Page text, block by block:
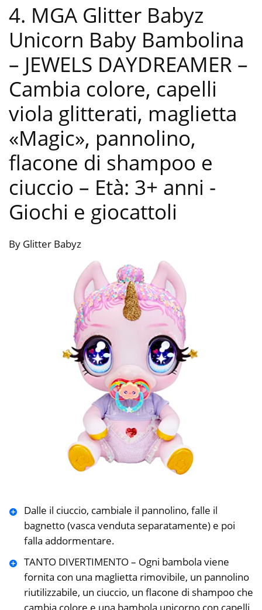
4. MGA Glitter Babyz
Unicorn Baby Bambolina
– JEWELS DAYDREAMER –
Cambia colore, capelli
viola glitterati, maglietta
«Magic», pannolino,
flacone di shampoo e
ciuccio – Età: 3+ anni -
Giochi e giocattoli
By Glitter Babyz
Dalle il ciuccio, cambiale il pannolino, falle il
bagnetto (vasca venduta separatamente) e poi
falla addormentare.
TANTO DIVERTIMENTO – Ogni bambola viene
fornita con una maglietta rimovibile, un pannolino
riutilizzabile, un ciuccio, un flacone di shampoo che